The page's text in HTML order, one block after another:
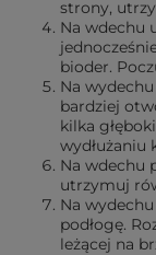
strony,
Na wdechu
bioder.
Na
bardziej
kilka
wydłużaniu
Na wdechu
utrzymuj
Na
podłogę.
leżącej na